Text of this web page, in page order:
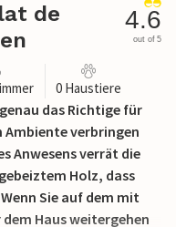
de
4.6
out of 5
0 Haustiere
das Richtige für
verbringen
Anwesens verrät die
Holz, dass
Sie auf dem mit
Haus weitergehen